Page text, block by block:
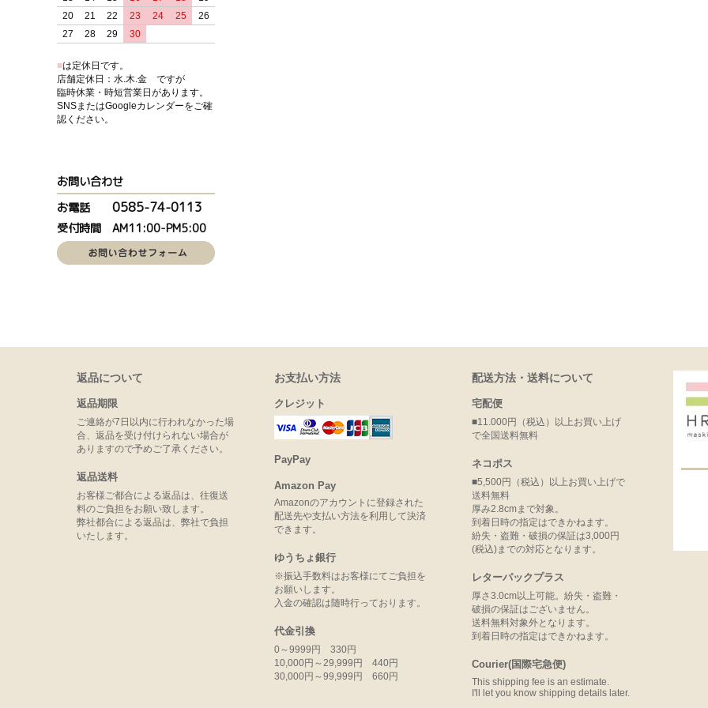
20
21 22 23 24 25
26
27
28 29 30
■は定休日です。
店舗定休日：水.木.金 ですが
臨時休業・時短営業日があります。
SNSまたはGoogleカレンダーをご確
認ください。
お問い合わせ
お電話 0585-74-0113
受付時間 AM11:00-PM5:00
返品について
返品期限
ご連絡が7日以内に行われなかった場
合、返品を受け付けられない場合が
ありますので予めご了承ください。
返品送料
お客様ご都合による返品は、往復送
料のご負担をお願い致します。
弊社都合による返品は、弊社で負担
いたします。
お支払い方法
クレジット
PayPay
Amazon Pay
Amazonのアカウントに登録された
配送先や支払い方法を利用して決済
できます。
ゆうちょ銀行
※振込手数料はお客様にてご負担を
お願いします。
入金の確認は随時行っております。
代金引換
0～9999円 330円
10,000円～29,999円 440円
30,000円～99,999円 660円
配送方法・送料について
宅配便
■11.000円（税込）以上お買い上げ
で全国送料無料
ネコポス
■5,500円（税込）以上お買い上げで
送料無料
厚み2.8cmまで対象。
到着日時の指定はできかねます。
紛失・盗難・破損の保証は3,000円
(税込)までの対応となります。
レターパックプラス
厚さ3.0cm以上可能。紛失・盗難・
破損の保証はございません。
送料無料対象外となります。
到着日時の指定はできかねます。
Courier(国際宅急便)
This shipping fee is an estimate.
I'll let you know shipping details later.